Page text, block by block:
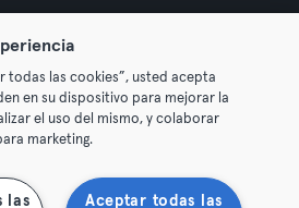
Politique de confidentialité
Résilier les contrats ici
todas las cookies”, usted acepta
en su dispositivo para mejorar la
el uso del mismo, y colaborar
marketing.
Aceptar todas las
las